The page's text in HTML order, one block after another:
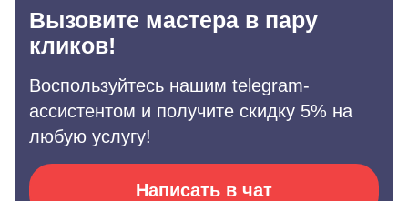
Вызовите мастера в пару
кликов!
Воспользуйтесь нашим telegram-
ассистентом и получите скидку 5% на
любую услугу!
Написать в чат